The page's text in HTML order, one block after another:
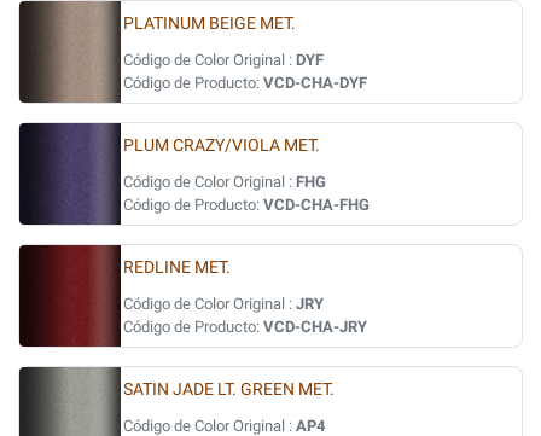
PLATINUM BEIGE MET.
Código de Color Original : DYF
Código de Producto: VCD-CHA-DYF
PLUM CRAZY/VIOLA MET.
Código de Color Original : FHG
Código de Producto: VCD-CHA-FHG
REDLINE MET.
Código de Color Original : JRY
Código de Producto: VCD-CHA-JRY
SATIN JADE LT. GREEN MET.
Código de Color Original : AP4